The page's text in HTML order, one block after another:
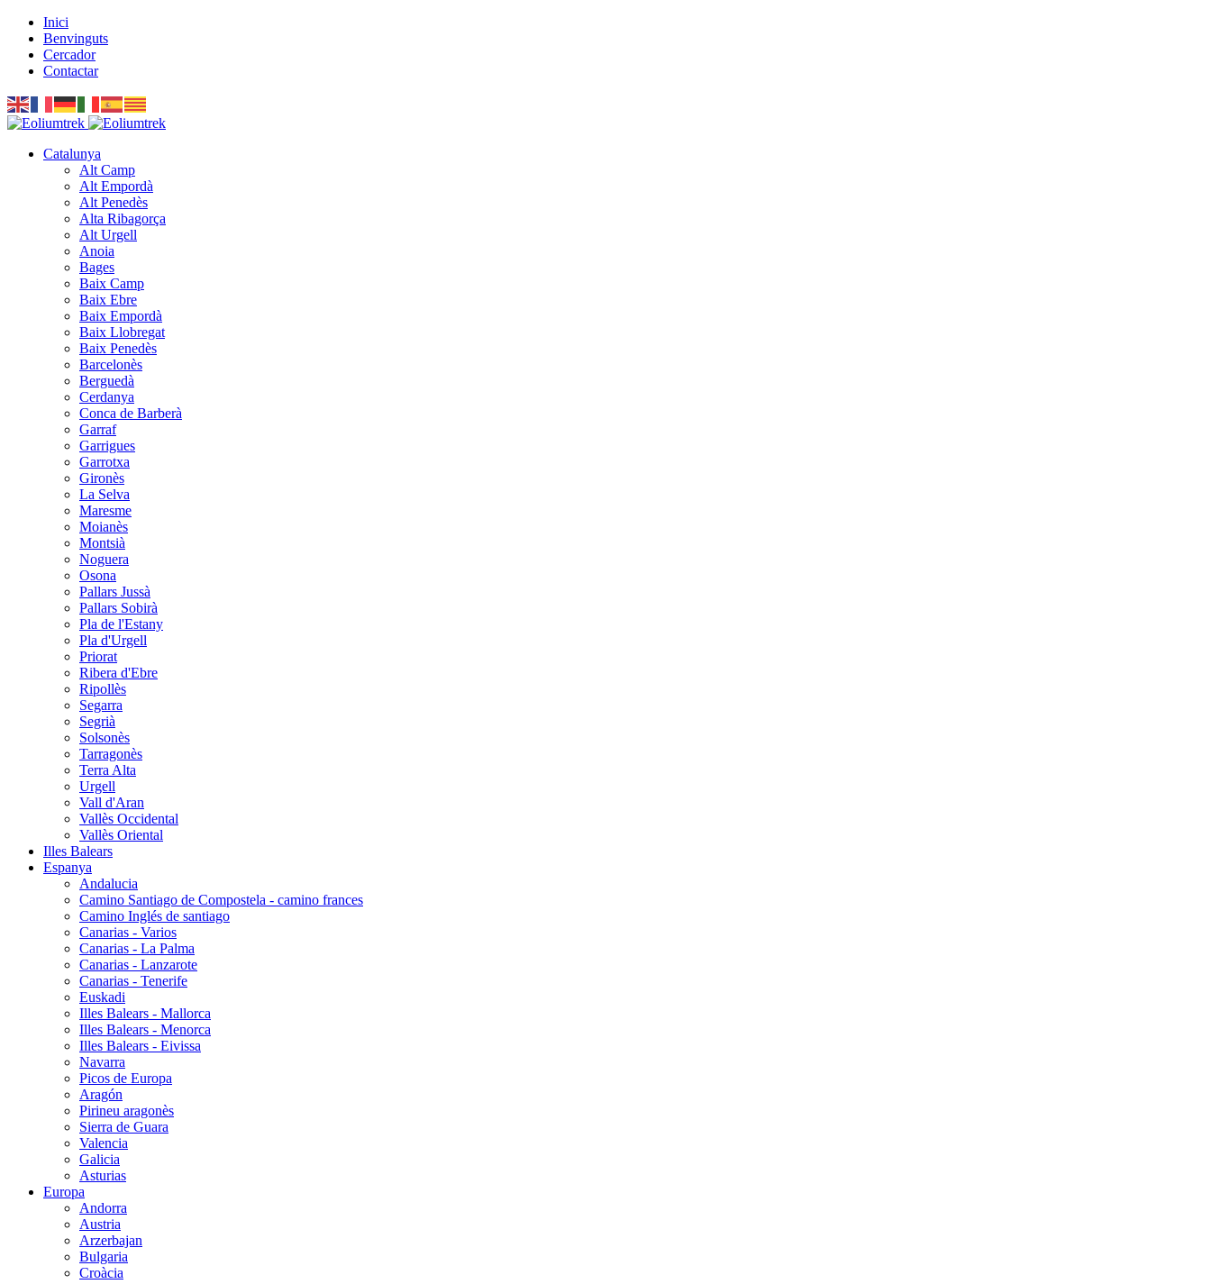
Inici
Benvinguts
Cercador
Contactar
Catalunya
Alt Camp
Alt Empordà
Alt Penedès
Alta Ribagorça
Alt Urgell
Anoia
Bages
Baix Camp
Baix Ebre
Baix Empordà
Baix Llobregat
Baix Penedès
Barcelonès
Berguedà
Cerdanya
Conca de Barberà
Garraf
Garrigues
Garrotxa
Gironès
La Selva
Maresme
Moianès
Montsià
Noguera
Osona
Pallars Jussà
Pallars Sobirà
Pla de l'Estany
Pla d'Urgell
Priorat
Ribera d'Ebre
Ripollès
Segarra
Segrià
Solsonès
Tarragonès
Terra Alta
Urgell
Vall d'Aran
Vallès Occidental
Vallès Oriental
Illes Balears
Espanya
Andalucia
Camino Santiago de Compostela - camino frances
Camino Inglés de santiago
Canarias - Varios
Canarias - La Palma
Canarias - Lanzarote
Canarias - Tenerife
Euskadi
Illes Balears - Mallorca
Illes Balears - Menorca
Illes Balears - Eivissa
Navarra
Picos de Europa
Aragón
Pirineu aragonès
Sierra de Guara
Valencia
Galicia
Asturias
Europa
Andorra
Austria
Arzerbajan
Bulgaria
Croàcia